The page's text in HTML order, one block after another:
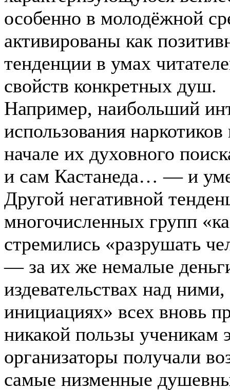
особенно в молодёжной
активированы как
тенденции в умах
свойств конкретных душ.
Например, наибольший
использования
начале их духовного
и сам Кастанеда… — и
Другой негативной
многочисленных групп
стремились «разрушать
— за их же немалые
издевательствах над
инициациях» всех вновь
никакой пользы ученикам
организаторы получали
самые низменные